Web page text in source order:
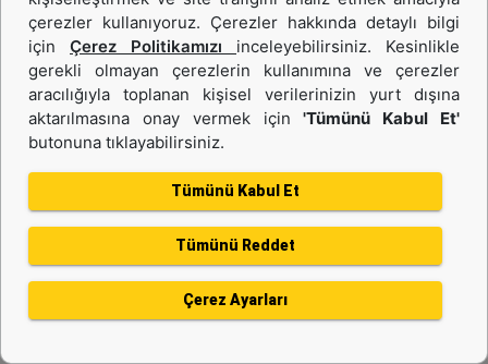
Genişlik :
33.6 inç - 840 mm
Yük Değeri, Kaldırma Kancası :
22 ton (US) - 20 ton (US)
Detay Teklif Al
çerezler kullanıyoruz. Çerezler hakkında detaylı bilgi
için Çerez Politikamızı inceleyebilirsiniz. Kesinlikle
gerekli olmayan çerezlerin kullanımına ve çerezler
aracılığıyla toplanan kişisel verilerinizin yurt dışına
aktarılmasına onay vermek için'Tümünü Kabul Et'
butonuna tıklayabilirsiniz.
Tümünü Kabul Et
Tümünü Reddet
Çerez Ayarları